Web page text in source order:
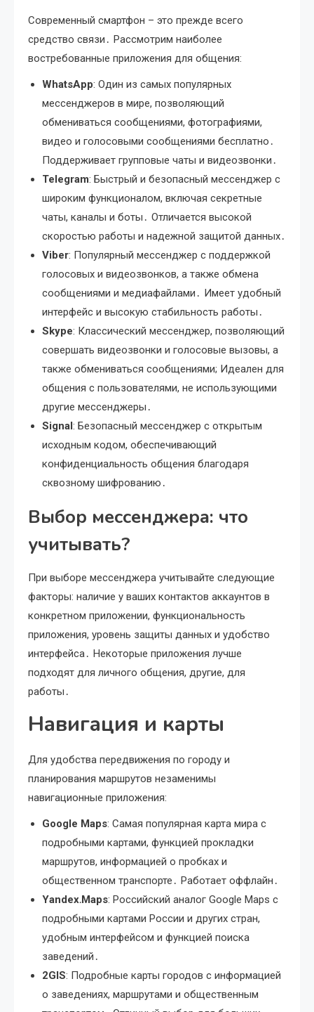
Современный смартфон – это прежде всего
средство связи․ Рассмотрим наиболее
востребованные приложения для общения:
WhatsApp: Один из самых популярных
мессенджеров в мире, позволяющий
обмениваться сообщениями, фотографиями,
видео и голосовыми сообщениями бесплатно․
Поддерживает групповые чаты и видеозвонки․
Telegram: Быстрый и безопасный мессенджер с
широким функционалом, включая секретные
чаты, каналы и боты․ Отличается высокой
скоростью работы и надежной защитой данных․
Viber: Популярный мессенджер с поддержкой
голосовых и видеозвонков, а также обмена
сообщениями и медиафайлами․ Имеет удобный
интерфейс и высокую стабильность работы․
Skype: Классический мессенджер, позволяющий
совершать видеозвонки и голосовые вызовы, а
также обмениваться сообщениями; Идеален для
общения с пользователями, не использующими
другие мессенджеры․
Signal: Безопасный мессенджер с открытым
исходным кодом, обеспечивающий
конфиденциальность общения благодаря
сквозному шифрованию․
Выбор мессенджера: что
учитывать?
При выборе мессенджера учитывайте следующие
факторы: наличие у ваших контактов аккаунтов в
конкретном приложении, функциональность
приложения, уровень защиты данных и удобство
интерфейса․ Некоторые приложения лучше
подходят для личного общения, другие, для
работы․
Навигация и карты
Для удобства передвижения по городу и
планирования маршрутов незаменимы
навигационные приложения:
Google Maps: Самая популярная карта мира с
подробными картами, функцией прокладки
маршрутов, информацией о пробках и
общественном транспорте․ Работает оффлайн․
Yandex․Maps: Российский аналог Google Maps с
подробными картами России и других стран,
удобным интерфейсом и функцией поиска
заведений․
2GIS: Подробные карты городов с информацией
о заведениях, маршрутами и общественным